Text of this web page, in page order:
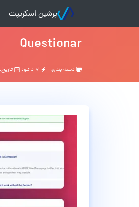
پرشین اسکریپت
Questionar
دسته بندی: | تاریخ: ۳ سال قبل